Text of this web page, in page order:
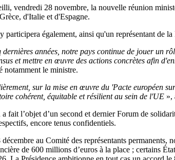
vendredi 28 novembre, la nouvelle réunion
d'Italie et d'Espagne.
également, ainsi qu'un représentant de
années, notre pays continue de jouer un
et mettre en œuvre des actions concrètes afin
notamment le ministre.
sur la mise en œuvre du 'Pacte européen
cohérent, équitable et résilient au sein de l'UE »,
fait l’objet d’un second et dernier Forum de
encore tenus confidentiels.
au Comité des représentants permanents,
de 600 millions d’euros à la place ; certains